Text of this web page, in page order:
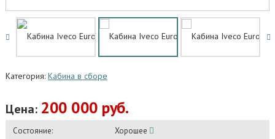
Категория: Кабина в сборе
Цена: 200 000 руб.
Состояние: Хорошее